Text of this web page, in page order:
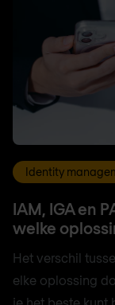
Identity
IAM, IGA en
welke
Het verschil
elke oplossing
je het beste kunt